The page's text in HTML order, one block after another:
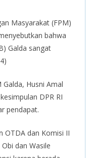
Masyarakat (FPM)
bahwa
Galda sangat
Husni Amal
DPR RI
pendapat.
OTDA dan Komisi II
dan Wasile